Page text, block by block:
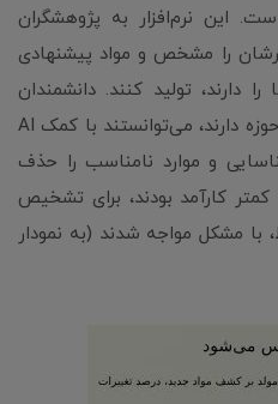
این نرم‌افزار به پژوهشگران
را مشخص و مواد پیشنهادی
دارند، تولید کنند. دانشمندان
نخبه که تخصص بالایی در این حوزه دارند، می‌توانستند با کمک AI
و موارد نامناسب را حذف
کارآمد بودند، برای تشخیص
با مشکل مواجه شدند (به نمودار